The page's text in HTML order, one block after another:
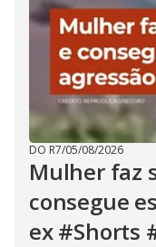
DO R7/05/08/2026
Mulher faz
consegue
ex #Shorts